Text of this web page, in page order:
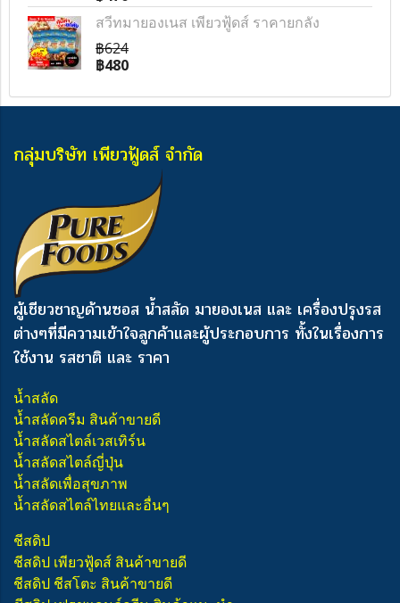
สวีทมายองเนส เพียวฟู้ดส์ ราคายกลัง
฿624
฿480
กลุ่มบริษัท เพียวฟู้ดส์ จำกัด
ผู้เชียวชาญด้านซอส น้ำสลัด มายองเนส และ เครื่องปรุงรส
ต่างๆที่มีความเข้าใจลูกค้าและผู้ประกอบการ ทั้งในเรื่องการ
ใช้งาน รสชาติ และ ราคา
น้ำสลัด
น้ำสลัดครีม สินค้าขายดี
น้ำสลัดสไตล์เวสเทิร์น
น้ำสลัดสไตล์ญี่ปุ่น
น้ำสลัดเพื่อสุขภาพ
น้ำสลัดสไตล์ไทยและอื่นๆ
ชีสดิป
ชีสดิป เพียวฟู้ดส์ สินค้าขายดี
ชีสดิป ชีสโตะ สินค้าขายดี